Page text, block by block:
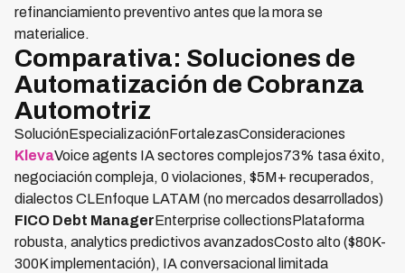
refinanciamiento preventivo antes que la mora se
materialice.
Comparativa: Soluciones de
Automatización de Cobranza
Automotriz
SoluciónEspecializaciónFortalezasConsideraciones
KlevaVoice agents IA sectores complejos73% tasa éxito,
negociación compleja, 0 violaciones, $5M+ recuperados,
dialectos CLEnfoque LATAM (no mercados desarrollados)
FICO Debt Manager Enterprise collectionsPlataforma
robusta, analytics predictivos avanzadosCosto alto ($80K-
300K implementación), IA conversacional limitada